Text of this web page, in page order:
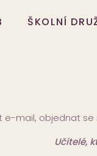
ŠKOLNÍ
e-mail, objednat se
Učitelé,